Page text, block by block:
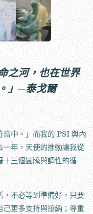
之河，也在世界
」─泰戈爾
當中。」而我的 PSI 與內
一年，天使的推動讓我從
十三個圖騰與調性的循
，不必等到準備好，只要
己更多支持與接納；尊重